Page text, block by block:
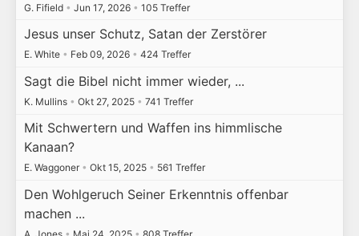
G. Fifield • Jun 17, 2026 • 105 Treffer
Jesus unser Schutz, Satan der Zerstörer
E. White • Feb 09, 2026 • 424 Treffer
Sagt die Bibel nicht immer wieder, ...
K. Mullins • Okt 27, 2025 • 741 Treffer
Mit Schwertern und Waffen ins himmlische
Kanaan?
E. Waggoner • Okt 15, 2025 • 561 Treffer
Den Wohlgeruch Seiner Erkenntnis offenbar
machen ...